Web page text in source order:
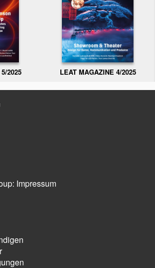
2025 LEAT MAGAZINE 4/2025
Impressum